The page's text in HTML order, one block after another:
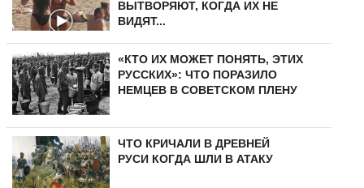
ВЫТВОРЯЮТ, КОГДА ИХ НЕ
ВИДЯТ...
«КТО ИХ МОЖЕТ ПОНЯТЬ, ЭТИХ
РУССКИХ»: ЧТО ПОРАЗИЛО
НЕМЦЕВ В СОВЕТСКОМ ПЛЕНУ
ЧТО КРИЧАЛИ В ДРЕВНЕЙ
РУСИ КОГДА ШЛИ В АТАКУ